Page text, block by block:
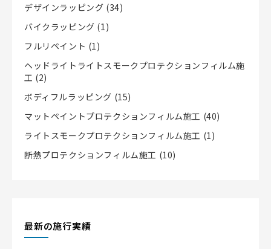
デザインラッピング (34)
バイクラッピング (1)
フルリペイント (1)
ヘッドライトライトスモークプロテクションフィルム施
工 (2)
ボディフルラッピング (15)
マットペイントプロテクションフィルム施工 (40)
ライトスモークプロテクションフィルム施工 (1)
断熱プロテクションフィルム施工 (10)
最新の施行実績